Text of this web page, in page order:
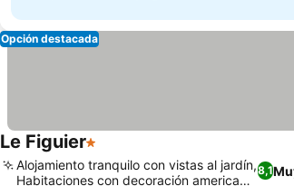
Opción destacada
Le Figuier1 Estrellas
8,1
Alojamiento tranquilo con vistas al jardín,
Habitaciones con decoración americana